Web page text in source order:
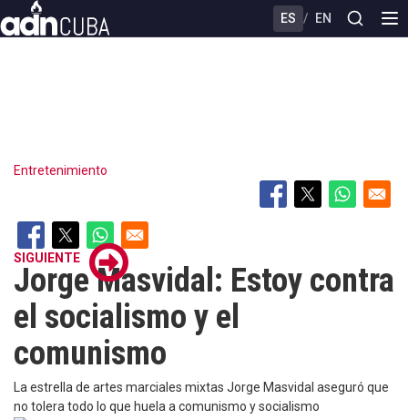
to
ES / EN
Entretenimiento
SIGUIENTE
Jorge Masvidal: Estoy contra
el socialismo y el
comunismo
La estrella de artes marciales mixtas Jorge Masvidal aseguró que
no tolera todo lo que huela a comunismo y socialismo